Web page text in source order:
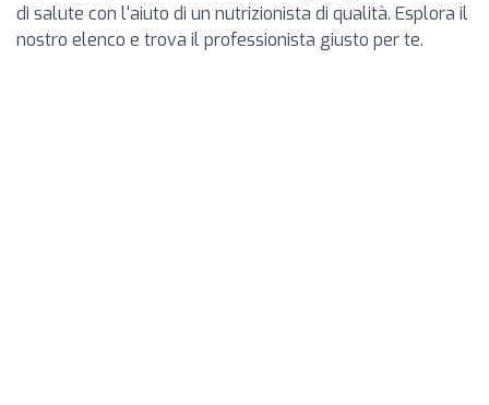
di salute con l'aiuto di un nutrizionista di qualità. Esplora il
nostro elenco e trova il professionista giusto per te.